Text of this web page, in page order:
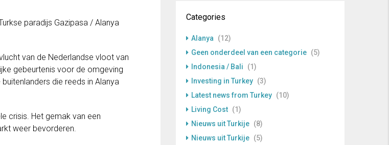
paradijs Gazipasa / Alanya
van de Nederlandse vloot van
gebeurtenis voor de omgeving
buitenlanders die reeds in Alanya
crisis. Het gemak van een
weer bevorderen.
Categories
Alanya
(12)
Geen onderdeel van een categorie (5)
Indonesia / Bali
(1)
Investing in Turkey (3)
Latest news from Turkey (10)
Living Cost (1)
Nieuws uit Turkije (8)
Nieuws uit Turkije (5)